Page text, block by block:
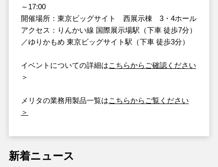
～17:00
開催場所：東京ビッグサイト 西展示棟 3・4ホール
アクセス：りんかい線 国際展示場駅（下車 徒歩7分）
／ゆりかもめ 東京ビッグサイト駅（下車 徒歩3分）
イベントについての詳細はこちらからご確認ください
＞
メリタの業務用製品一覧はこちらからご覧ください
＞
新着ニュース